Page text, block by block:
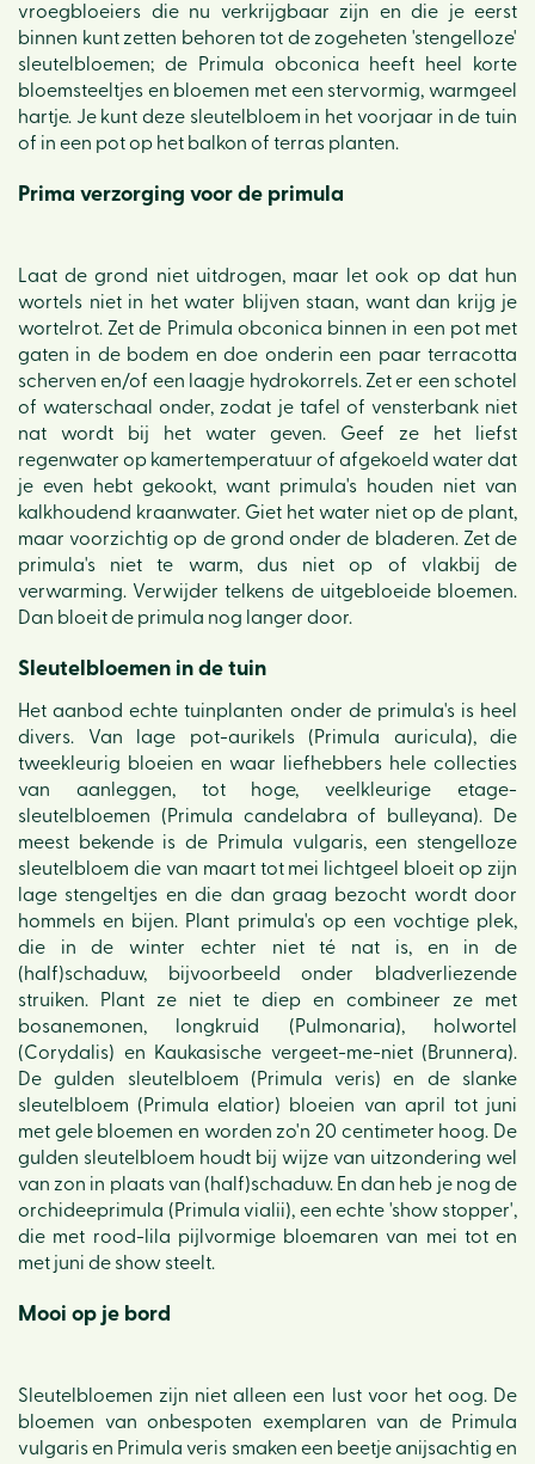
vroegbloeiers die nu verkrijgbaar zijn en die je eerst
binnen kunt zetten behoren tot de zogeheten 'stengelloze'
sleutelbloemen; de Primula obconica heeft heel korte
bloemsteeltjes en bloemen met een stervormig, warmgeel
hartje. Je kunt deze sleutelbloem in het voorjaar in de tuin
of in een pot op het balkon of terras planten.
Prima verzorging voor de primula
Laat de grond niet uitdrogen, maar let ook op dat hun
wortels niet in het water blijven staan, want dan krijg je
wortelrot. Zet de Primula obconica binnen in een pot met
gaten in de bodem en doe onderin een paar terracotta
scherven en/of een laagje hydrokorrels. Zet er een schotel
of waterschaal onder, zodat je tafel of vensterbank niet
nat wordt bij het water geven. Geef ze het liefst
regenwater op kamertemperatuur of afgekoeld water dat
je even hebt gekookt, want primula's houden niet van
kalkhoudend kraanwater. Giet het water niet op de plant,
maar voorzichtig op de grond onder de bladeren. Zet de
primula's niet te warm, dus niet op of vlakbij de
verwarming. Verwijder telkens de uitgebloeide bloemen.
Dan bloeit de primula nog langer door.
Sleutelbloemen in de tuin
Het aanbod echte tuinplanten onder de primula's is heel
divers. Van lage pot-aurikels (Primula auricula), die
tweekleurig bloeien en waar liefhebbers hele collecties
van aanleggen, tot hoge, veelkleurige etage-
sleutelbloemen (Primula candelabra of bulleyana). De
meest bekende is de Primula vulgaris, een stengelloze
sleutelbloem die van maart tot mei lichtgeel bloeit op zijn
lage stengeltjes en die dan graag bezocht wordt door
hommels en bijen. Plant primula's op een vochtige plek,
die in de winter echter niet té nat is, en in de
(half)schaduw, bijvoorbeeld onder bladverliezende
struiken. Plant ze niet te diep en combineer ze met
bosanemonen, longkruid (Pulmonaria), holwortel
(Corydalis) en Kaukasische vergeet-me-niet (Brunnera).
De gulden sleutelbloem (Primula veris) en de slanke
sleutelbloem (Primula elatior) bloeien van april tot juni
met gele bloemen en worden zo'n 20 centimeter hoog. De
gulden sleutelbloem houdt bij wijze van uitzondering wel
van zon in plaats van (half)schaduw. En dan heb je nog de
orchideeprimula (Primula vialii), een echte 'show stopper',
die met rood-lila pijlvormige bloemaren van mei tot en
met juni de show steelt.
Mooi op je bord
Sleutelbloemen zijn niet alleen een lust voor het oog. De
bloemen van onbespoten exemplaren van de Primula
vulgaris en Primula veris smaken een beetje anijsachtig en